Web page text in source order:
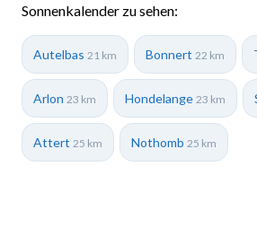
Sonnenkalender zu sehen:
Autelbas 21 km Bonnert 22 km
Arlon 23 km Hondelange 23 km
Attert 25 km Nothomb 25 km